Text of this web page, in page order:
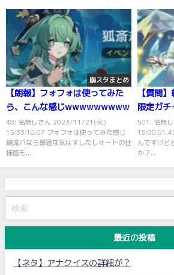
崩スタまとめ
【朗報】フォフォは使ってみた
ら、こんな感じwwwwwwwww
48: 名無しさん 2023/11/21(火)
15:33:10.07 フォフォは使ってみた感じ
鏡流パなら最適な気はすしたしオートの仕
様感も...
【質問
限定ガチ
501: 名無
んですけど
か？...
最近の投稿
【ネタ】アナクイスの詳細が？